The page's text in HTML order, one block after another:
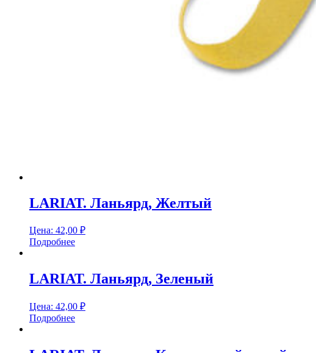
LARIAT. Ланьярд, Желтый
Цена: 42,00 ₽
Подробнее
LARIAT. Ланьярд, Зеленый
Цена: 42,00 ₽
Подробнее